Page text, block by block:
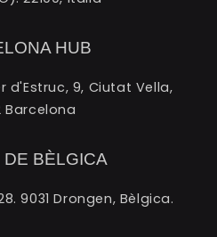
HUB
d'Estruc, 9, Ciutat Vella,
Barcelona
BÈLGICA
9031 Drongen, Bèlgica.